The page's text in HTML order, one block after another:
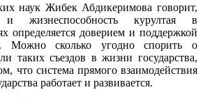
наук Жибек Абдикеримова говорит,
и жизнеспособность курултая в
определяется доверием и поддержкой
Можно сколько угодно спорить о
таких съездов в жизни государства,
что система прямого взаимодействия
работает и развивается.